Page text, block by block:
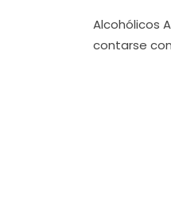
Alcohólicos
contarse